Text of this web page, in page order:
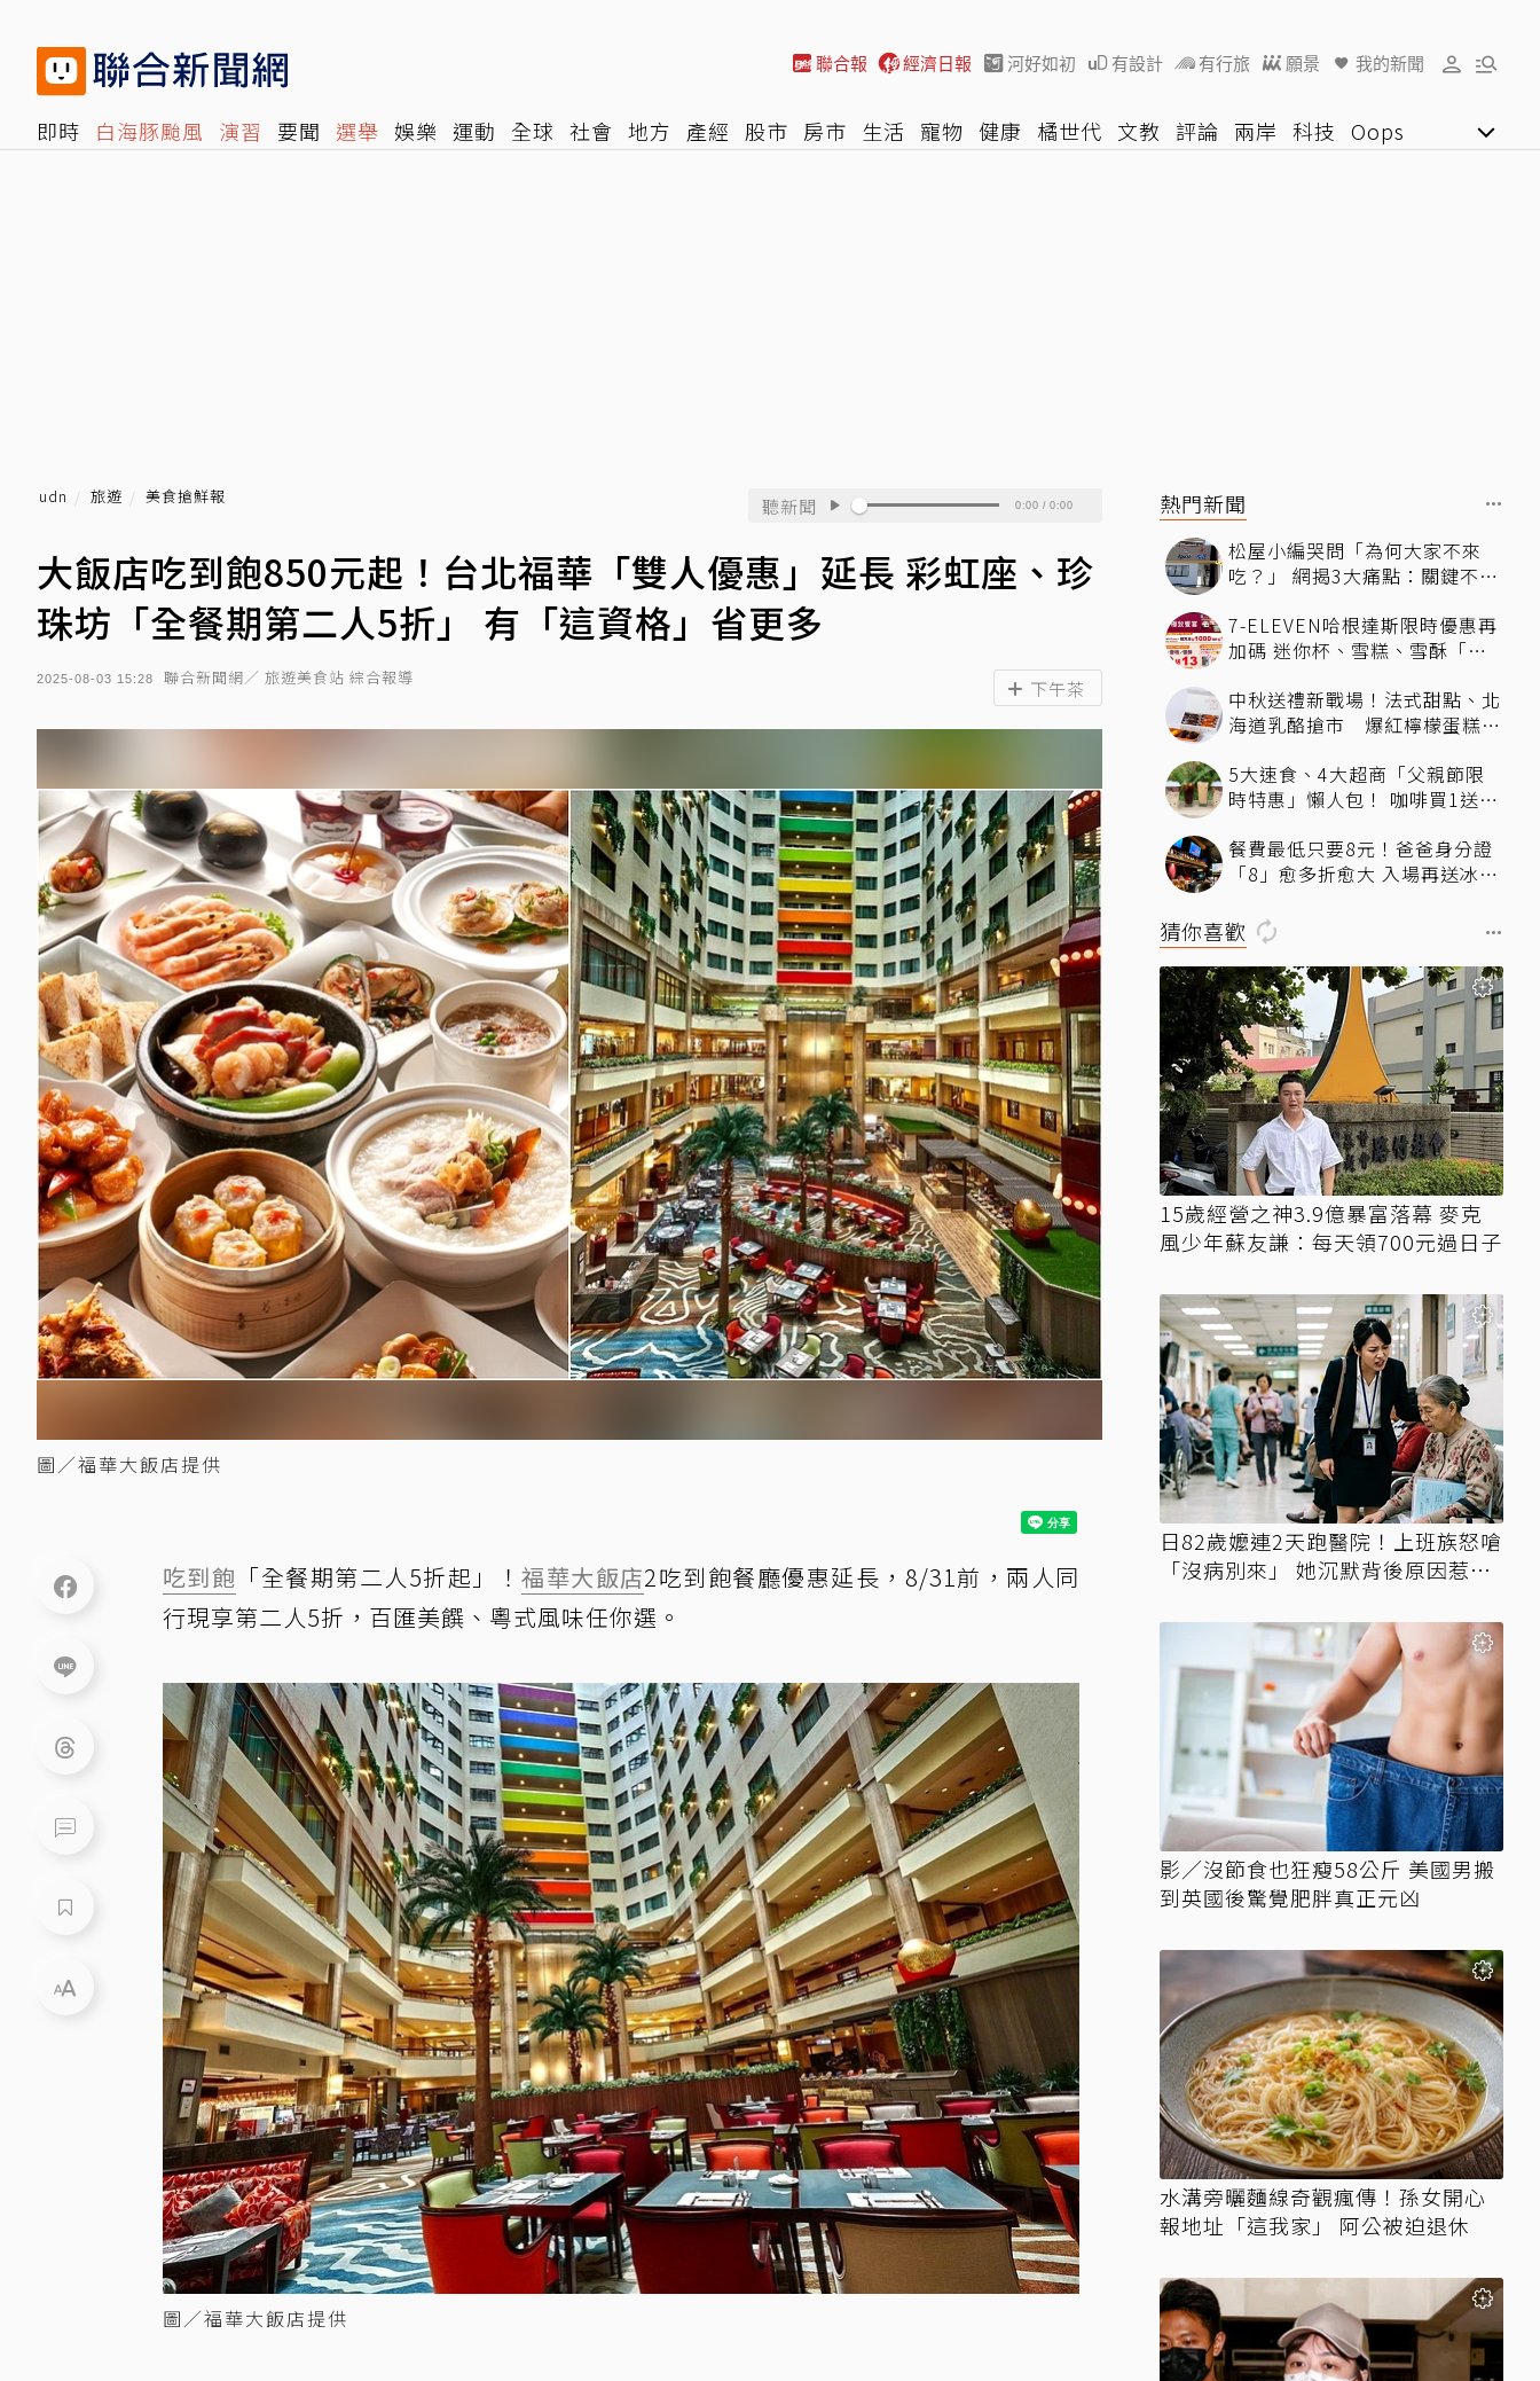
聯合報 經濟日報 河好如初 有設計 有行旅 願景 我的新聞
即時 白海豚颱風 演習 要聞 選舉 娛樂 運動 全球 社會 地方 產經 股市 房市 生活 寵物 健康 橘世代 文教 評論 兩岸 科技 Oops
udn 旅遊 美食搶鮮報 聽新聞 0:00 / 0:00
大飯店吃到飽850元起！台北福華「雙人優惠」延長 彩虹座、珍
珠坊「全餐期第二人5折」 有「這資格」省更多
2025-08-03 15:28 聯合新聞網／ 旅遊美食站 綜合報導 下午茶
圖／福華大飯店提供
吃到飽 「全餐期第二人5折起」！福華大飯店2吃到飽餐廳優惠延長，8/31前，兩人同
行現享第二人5折，百匯美饌、粵式風味任你選。
圖／福華大飯店提供
熱門新聞
松屋小編哭問「為何大家不來
吃？」 網揭3大痛點：關鍵不只
7-ELEVEN哈根達斯限時優惠再
加碼 迷你杯、雪糕、雪酥「買
中秋送禮新戰場！法式甜點、北
海道乳酪搶市 爆紅檸檬蛋糕熱
5大速食、4大超商「父親節限
時特惠」懶人包！ 咖啡買1送
餐費最低只要8元！爸爸身分證
「8」愈多折愈大 入場再送冰涼
猜你喜歡
15歲經營之神3.9億暴富落幕 麥克
風少年蘇友謙：每天領700元過日子
日82歲嬤連2天跑醫院！上班族怒嗆
「沒病別來」 她沉默背後原因惹鼻
影／沒節食也狂瘦58公斤 美國男搬
到英國後驚覺肥胖真正元凶
水溝旁曬麵線奇觀瘋傳！孫女開心
報地址「這我家」 阿公被迫退休